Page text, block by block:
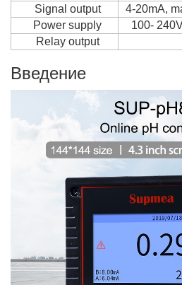
Signal output
4-20mA,
Power supply
100-
Relay output
Введение